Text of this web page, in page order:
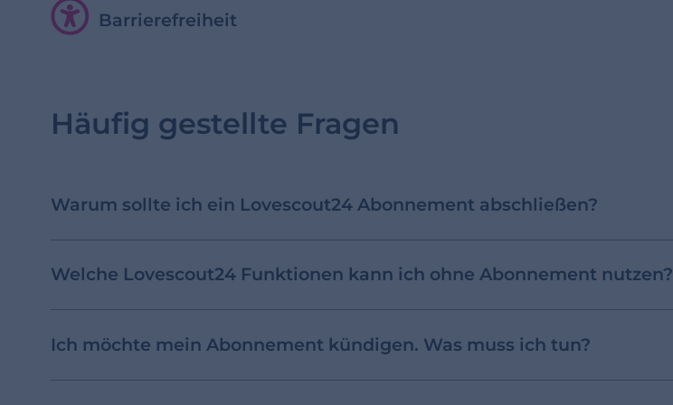
Barrierefreiheit
Häufig gestellte Fragen
Warum sollte ich ein Lovescout24 Abonnement abschließen?
Welche Lovescout24 Funktionen kann ich ohne Abonnement nutzen?
Ich möchte mein Abonnement kündigen. Was muss ich tun?